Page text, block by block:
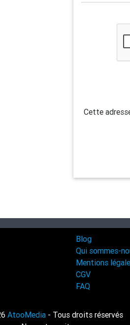
Cette
Blog
Qui sommes-
Mentions
CGV
FAQ
AtooMedia - Tous droits réservés